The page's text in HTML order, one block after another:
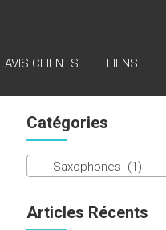
AVIS CLIENTS LIENS
Catégories
Saxophones (1)
Articles Récents